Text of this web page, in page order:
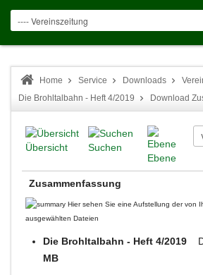
Home Service Downloads
Die Brohltalbahn - Heft 4/2019
Download
Übersicht
Suchen
Ebene
Zusammenfassung
Hier sehen Sie eine Aufstellung der von
ausgewählten Dateien
Die Brohltalbahn - Heft 4/2019
MB